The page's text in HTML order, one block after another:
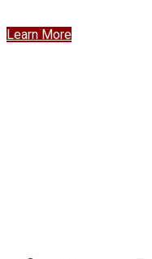
Learn More